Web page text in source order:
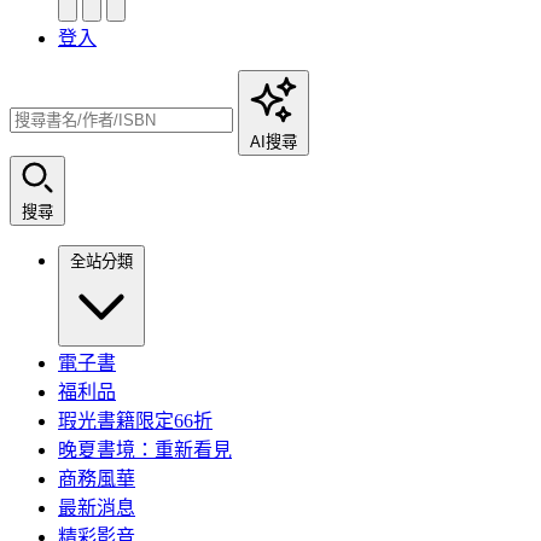
登入
AI搜尋
搜尋
全站分類
電子書
福利品
瑕光書籍限定66折
晚夏書境：重新看見
商務風華
最新消息
精彩影音